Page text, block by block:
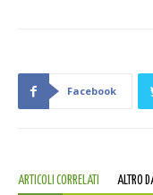
Facebook
ARTICOLI CORRELATI ALTRO